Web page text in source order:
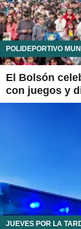
POLIDEPORTIVO
El Bolsón
con juegos y
JUEVES POR LA